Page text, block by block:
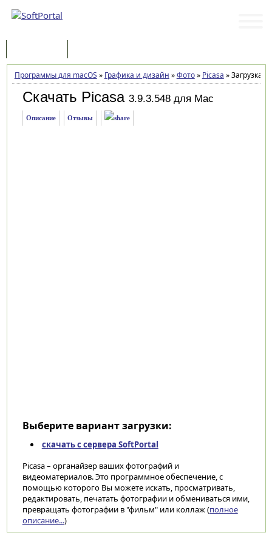
Программы для macOS » Графика и дизайн »Фото» Picasa »Загрузка
Скачать Picasa 3.9.3.548 для Mac
Описание Отзывы
Выберите вариант загрузки:
скачать с сервера SoftPortal
Picasa – органайзер ваших фотографий и
видеоматериалов. Это программное обеспечение, с
помощью которого Вы можете искать, просматривать,
редактировать, печатать фотографии и обмениваться ими,
превращать фотографии в "фильм" или коллаж (полное
описание...)